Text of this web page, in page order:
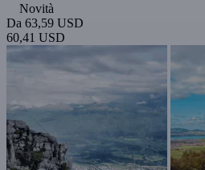
Novità
Da 63,59 USD
60,41 USD